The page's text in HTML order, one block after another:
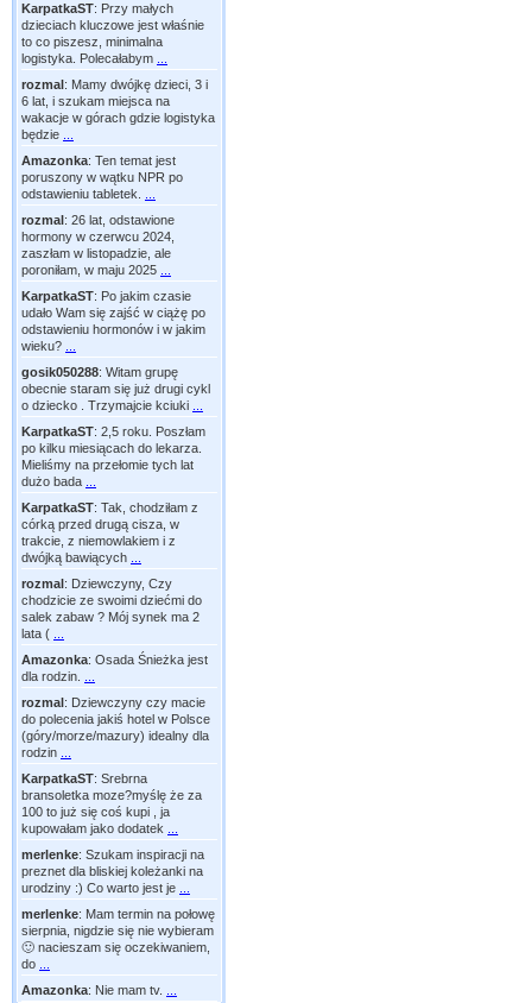
KarpatkaST: Przy małych
dzieciach kluczowe jest właśnie
to co piszesz, minimalna
logistyka. Polecałabym
rozmal: Mamy dwójkę dzieci, 3 i
6 lat, i szukam miejsca na
wakacje w górach gdzie logistyka
będzie
Amazonka: Ten temat jest
poruszony w wątku NPR po
odstawieniu tabletek.
rozmal: 26 lat, odstawione
hormony w czerwcu 2024,
zaszłam w listopadzie, ale
poroniłam, w maju 2025
KarpatkaST: Po jakim czasie
udało Wam się zajść w ciążę po
odstawieniu hormonów i w jakim
wieku?
gosik050288: Witam grupę
obecnie staram się już drugi cykl
o dziecko . Trzymajcie kciuki
KarpatkaST: 2,5 roku. Poszłam
po kilku miesiącach do lekarza.
Mieliśmy na przełomie tych lat
dużo bada
KarpatkaST: Tak, chodziłam z
córką przed drugą cisza, w
trakcie, z niemowlakiem i z
dwójką bawiących
rozmal: Dziewczyny, Czy
chodzicie ze swoimi dziećmi do
salek zabaw ? Mój synek ma 2
lata (
Amazonka: Osada Śnieżka jest
dla rodzin.
rozmal: Dziewczyny czy macie
do polecenia jakiś hotel w Polsce
(góry/morze/mazury) idealny dla
rodzin
KarpatkaST: Srebrna
bransoletka moze?myślę że za
100 to już się coś kupi , ja
kupowałam jako dodatek
merlenke: Szukam inspiracji na
preznet dla bliskiej koleżanki na
urodziny :) Co warto jest je
merlenke: Mam termin na połowę
sierpnia, nigdzie się nie wybieram
🙂 nacieszam się oczekiwaniem,
do
Amazonka: Nie mam tv.